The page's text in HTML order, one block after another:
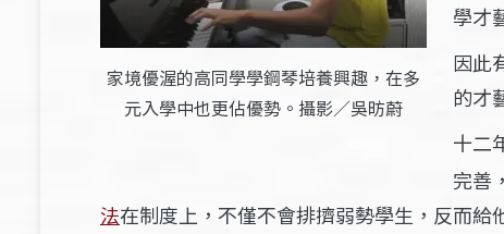
家境優渥的高同學學鋼琴培養興趣，在多
元入學中也更佔優勢。攝影／吳昉蔚
學才
因此
的才
十二
完善
法在制度上，不僅不會排擠弱勢學生，反而給